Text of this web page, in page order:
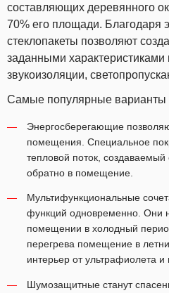
составляющих деревянного
70% его площади. Благодаря
стеклопакеты позволяют
заданными
звукоизоляции,
Самые популярные варианты
Энергосберегающие
помещения. Специальное
тепловой поток,
обратно в помещение.
Мультифункциональные
функций одновременно. Они
помещении в холодный
перегрева помещение в
интерьер от ультрафиолета и
Шумозащитные станут